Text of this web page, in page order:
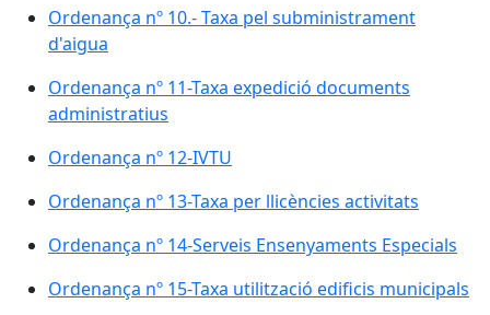
Ordenança nº 10.- Taxa pel subministrament
d'aigua
Ordenança nº 11-Taxa expedició documents
administratius
Ordenança nº 12-IVTU
Ordenança nº 13-Taxa per llicències activitats
Ordenança nº 14-Serveis Ensenyaments Especials
Ordenança nº 15-Taxa utilització edificis municipals